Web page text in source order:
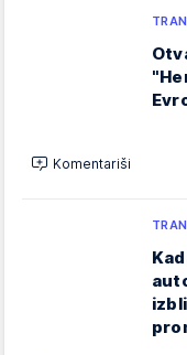
Komentariši